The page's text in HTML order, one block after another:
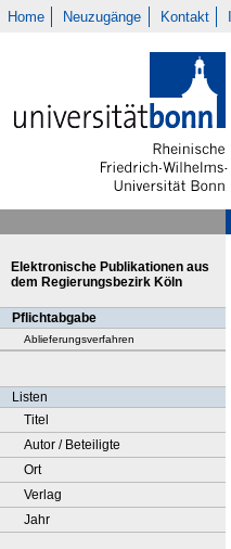
Home Neuzugänge Kontakt
Elektronische Publikationen aus
dem Regierungsbezirk Köln
Pflichtabgabe
Ablieferungsverfahren
Listen
Titel
Autor / Beteiligte
Ort
Verlag
Jahr